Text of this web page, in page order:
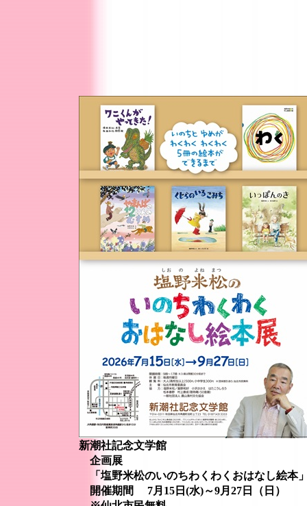
新潮社記念文学館
企画展
「塩野米松のいのちわくわくおはなし絵本
開催期間 7月15日(水)～9月27日（日）